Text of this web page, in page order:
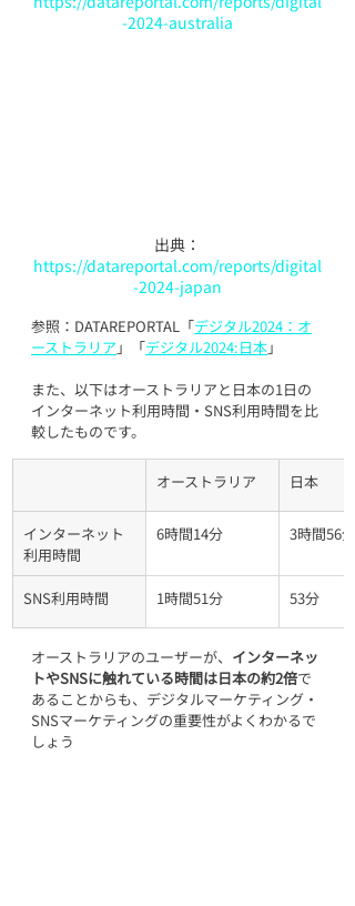
-2024-australia
出典：
https://datareportal.com/reports/digital
-2024-japan
参照：DATAREPORTAL「デジタル2024：オ
ーストラリア 」「デジタル2024:日本」
また、以下はオーストラリアと日本の1日の
インターネット利用時間・SNS利用時間を比
較したものです。
オーストラリア 日本
インターネット
利用時間
6時間14分 3時間56分
SNS利用時間 1時間51分 53分
オーストラリアのユーザーが、 インターネッ
トやSNSに触れている時間は日本の約2倍で
あることからも、デジタルマーケティング・
SNSマーケティングの重要性がよくわかるで
しょう